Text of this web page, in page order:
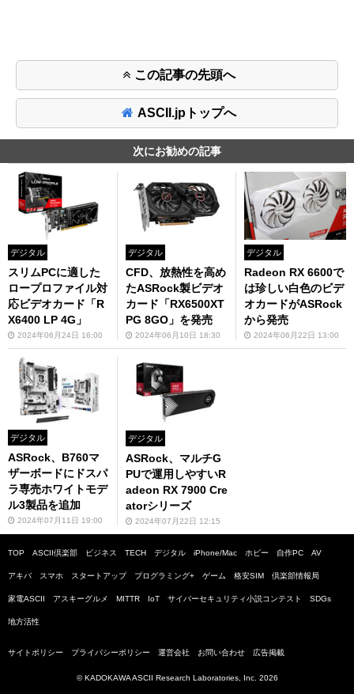
この記事の先頭へ
ASCII.jpトップへ
次にお勧めの記事
デジタル
スリムPCに適した
ロープロファイル対
応ビデオカード「R
X6400 LP 4G」
2024年06月24日 16:00
デジタル
CFD、放熱性を高め
たASRock製ビデオ
カード「RX6500XT
PG 8GO」を発売
2024年06月10日 18:30
デジタル
Radeon RX 6600で
は珍しい白色のビデ
オカードがASRock
から発売
2024年06月22日 13:00
デジタル
ASRock、B760マ
ザーボードにドスパ
ラ専売ホワイトモデ
ル3製品を追加
2024年07月11日 19:00
デジタル
ASRock、マルチG
PUで運用しやすいR
adeon RX 7900 Cre
atorシリーズ
2024年07月22日 12:15
TOP ASCII倶楽部 ビジネス TECH デジタル iPhone/Mac ホビー 自作PC AV
アキバ スマホ スタートアップ プログラミング+ ゲーム 格安SIM 倶楽部情報局
家電ASCII アスキーグルメ MITTR IoT サイバーセキュリティ小説コンテスト SDGs
地方活性
サイトポリシー プライバシーポリシー 運営会社 お問い合わせ 広告掲載
© KADOKAWA ASCII Research Laboratories, Inc. 2026